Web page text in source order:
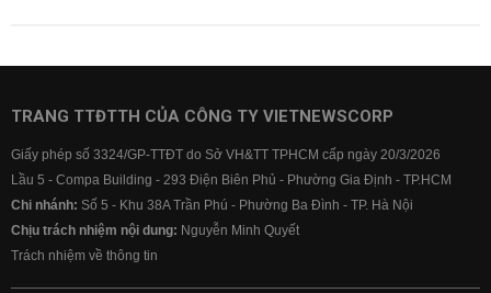
TRANG TTĐTTH CỦA CÔNG TY VIETNEWSCORP
Giấy phép số 3324/GP-TTĐT do Sở VH&TT TPHCM cấp ngày 20/3/2026
Lầu 5 - Compa Building - 293 Điện Biên Phủ - Phường Gia Định - TP.HCM
Chi nhánh: Số 5 - Khu 38A Trần Phú - Phường Ba Đình - TP. Hà Nội
Chịu trách nhiệm nội dung: Nguyễn Minh Quyết
Trách nhiệm về thông tin